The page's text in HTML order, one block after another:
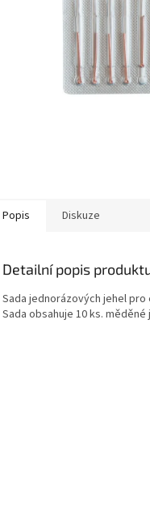
Popis Diskuze
Detailní popis
Sada jednorázových jehel
Sada obsahuje 10 ks.